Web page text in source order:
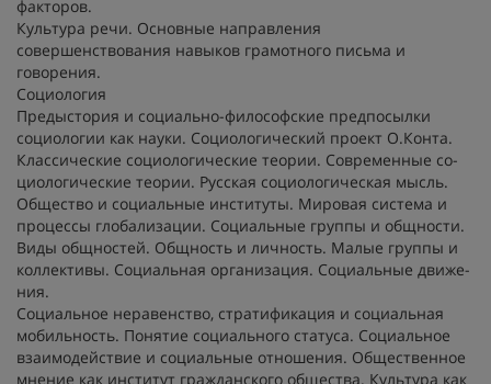
факторов.
Культура речи. Основные направления
совершенствования навыков грамотного письма и
говорения.
Социология
Предыстория и социально-философские предпосылки
социологии как науки. Социологический проект О.Конта.
Классические социологические теории. Современные со-
циологические теории. Русская социологическая мысль.
Общество и социальные институты. Мировая система и
процессы глобализации. Социальные группы и общности.
Виды общностей. Общность и личность. Малые группы и
коллективы. Социальная организация. Социальные движе-
ния.
Социальное неравенство, стратификация и социальная
мобильность. Понятие социального статуса. Социальное
взаимодействие и социальные отношения. Общественное
мнение как институт гражданского общества. Культура как